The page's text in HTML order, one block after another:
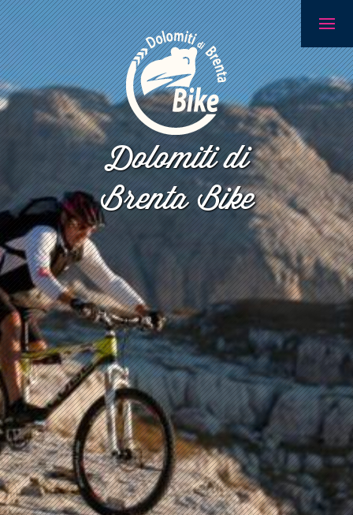
Dolomiti di
Brenta Bike